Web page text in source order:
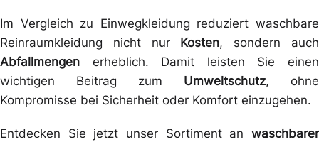
Im Vergleich zu Einwegkleidung reduziert waschbare
Reinraumkleidung nicht nur
Kosten, sondern auch
Abfallmengen erheblich. Damit leisten Sie einen
wichtigen Beitrag zum Umweltschutz, ohne
Kompromisse bei Sicherheit oder Komfort einzugehen.
Entdecken Sie jetzt unser Sortiment an waschbarer